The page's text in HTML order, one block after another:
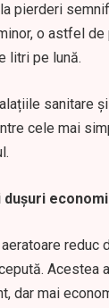
pierderi
o astfel
litri pe lună.
sanitare
cele mai
reduc
Acestea
dar mai